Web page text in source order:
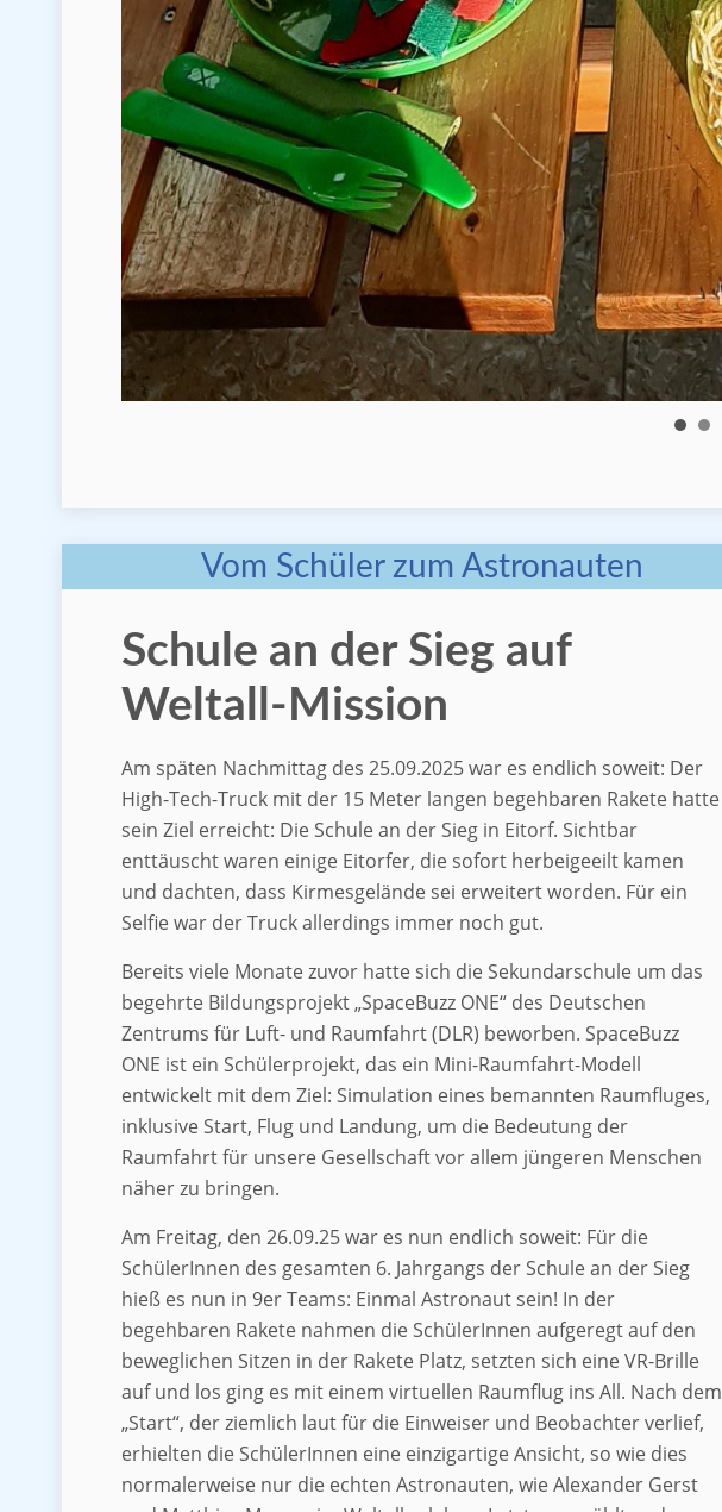
Vom Schüler zum Astronauten
Schule an der Sieg auf
Weltall-Mission
Am späten Nachmittag des 25.09.2025 war es endlich soweit: Der
High-Tech-Truck mit der 15 Meter langen begehbaren Rakete hatte
sein Ziel erreicht: Die Schule an der Sieg in Eitorf. Sichtbar
enttäuscht waren einige Eitorfer, die sofort herbeigeeilt kamen
und dachten, dass Kirmesgelände sei erweitert worden. Für ein
Selfie war der Truck allerdings immer noch gut.
Bereits viele Monate zuvor hatte sich die Sekundarschule um das
begehrte Bildungsprojekt „SpaceBuzz ONE“ des Deutschen
Zentrums für Luft- und Raumfahrt (DLR) beworben. SpaceBuzz
ONE ist ein Schülerprojekt, das ein Mini-Raumfahrt-Modell
entwickelt mit dem Ziel: Simulation eines bemannten Raumfluges,
inklusive Start, Flug und Landung, um die Bedeutung der
Raumfahrt für unsere Gesellschaft vor allem jüngeren Menschen
näher zu bringen.
Am Freitag, den 26.09.25 war es nun endlich soweit: Für die
SchülerInnen des gesamten 6. Jahrgangs der Schule an der Sieg
hieß es nun in 9er Teams: Einmal Astronaut sein! In der
begehbaren Rakete nahmen die SchülerInnen aufgeregt auf den
beweglichen Sitzen in der Rakete Platz, setzten sich eine VR-Brille
auf und los ging es mit einem virtuellen Raumflug ins All. Nach dem
„Start“, der ziemlich laut für die Einweiser und Beobachter verlief,
erhielten die SchülerInnen eine einzigartige Ansicht, so wie dies
normalerweise nur die echten Astronauten, wie Alexander Gerst